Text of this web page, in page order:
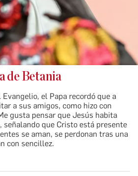
de Betania
el Papa recordó que a
a sus amigos, como hizo con
gusta pensar que Jesús habita
que Cristo está presente
se aman, se perdonan tras una
con sencillez.